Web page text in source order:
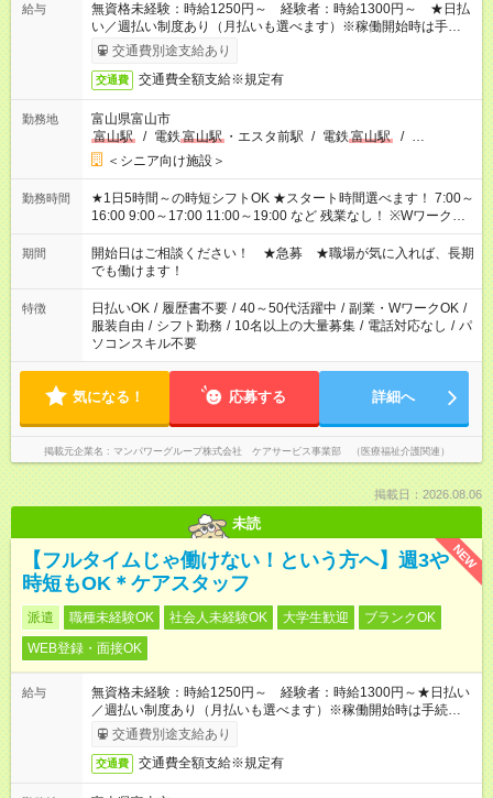
給与
無資格未経験：時給1250円～ 経験者：時給1300円～ ★日払
い／週払い制度あり（月払いも選べます）※稼働開始時は手続き
完了次第のお支払いとなります。
交通費別途支給あり
交通費 交通費全額支給※規定有
勤務地
富山県富山市
富山駅
/ 電鉄 富山駅 ・エスタ前駅 / 電鉄 富山駅 / …
＜シニア向け施設＞
勤務時間
★1日5時間～の時短シフトOK ★スタート時間選べます！ 7:00～
16:00 9:00～17:00 11:00～19:00 など 残業なし！ ※Wワークの
場合、他のお仕事と合わせ週40時間超の就業はご案内できませ
ん ※法令に基づき、週20時間以上勤務は社会保険への加入対象
となります ※労働者派遣法（日雇い派遣の原則禁止）により、
短時間・短期間の就業はご案内が難しい場合があります
期間
開始日はご相談ください！ ★急募 ★職場が気に入れば、長期
でも働けます！
特徴 日払いOK / 履歴書不要 / 40～50代活躍中 / 副業・WワークOK /
服装自由 / シフト勤務 / 10名以上の大量募集 / 電話対応なし / パ
ソコンスキル不要
気になる！ 応募する 詳細へ
掲載元企業名 マンパワーグループ株式会社 ケアサービス事業部 （医療福祉介護関連）
掲載日：2026.08.06
未読
NEW
【フルタイムじゃ働けない！という方へ】週3や
時短もOK＊ケアスタッフ
派遣 職種未経験OK 社会人未経験OK 大学生歓迎
ブランクOK
WEB登録・面接OK
給与
無資格未経験：時給1250円～ 経験者：時給1300円～★日払い
／週払い制度あり（月払いも選べます）※稼働開始時は手続き完
了次第のお支払いとなります。
交通費別途支給あり
交通費 交通費全額支給※規定有